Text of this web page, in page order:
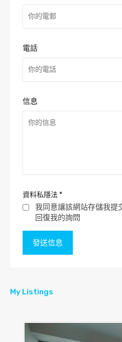
電話
信息
資料私隱法*
我同意讓該網站存儲我提
回復我的詢問
My Listings